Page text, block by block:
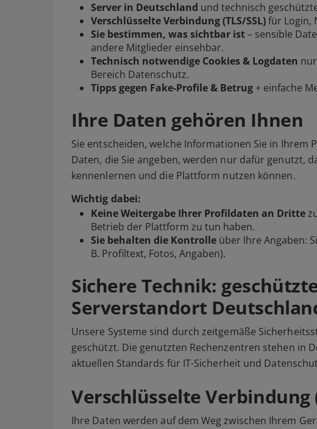
Server in Deutschland und technisch
Verschlüsselte Verbindung (TLS/SSL)für Login,
Sie bestimmen, was sichtbar ist– sensible
andere Mitglieder einsehbar.
Technisch notwendige Cookies & Logdaten
Bereich Datenschutz.
Tipps gegen Fake-Profile & Betrug + einfache
Ihre Daten gehören Ihnen
Sie entscheiden, welche Informationen Sie in Ihrem
Daten, die Sie angeben, werden nur dafür genutzt,
kennenlernen und die Plattform nutzen können.
Wichtig dabei:
Keine Weitergabe Ihrer Profildaten an Dritte
Betrieb der Plattform zu tun haben.
Sie behalten die Kontrolle über Ihre Angaben:
B. Profiltext, Fotos, Angaben).
Sichere Technik:
Serverstandort
Unsere Systeme sind durch zeitgemäße
geschützt. Die genutzten Rechenzentren stehen in
aktuellen Standards für IT-Sicherheit und
Verschlüsselte Verbindung
Ihre Daten werden auf dem Weg zwischen Ihrem